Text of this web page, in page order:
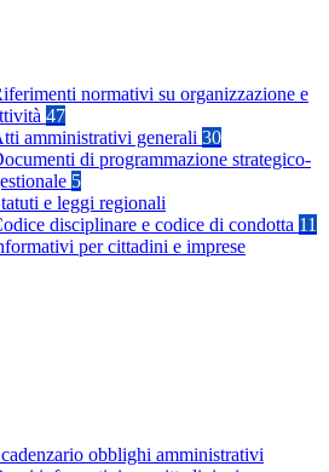
normativi su organizzazione e
47
amministrativi generali 30
di programmazione strategico-
5
e leggi regionali
disciplinare e codice di condotta 11
per cittadini e imprese
obblighi amministrativi